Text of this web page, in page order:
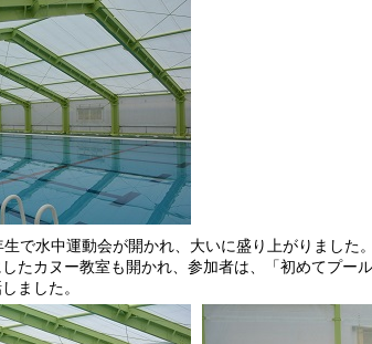
で水中運動会が開かれ、大いに盛り上がりました
たカヌー教室も開かれ、参加者は、「初めてプー
ました。